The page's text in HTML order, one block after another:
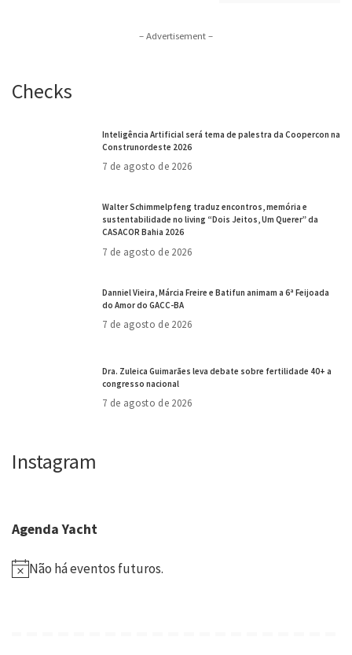
– Advertisement –
Checks
Inteligência Artificial será tema de palestra da Coopercon na
Construnordeste 2026
7 de agosto de 2026
Walter Schimmelpfeng traduz encontros, memória e
sustentabilidade no living “Dois Jeitos, Um Querer” da
CASACOR Bahia 2026
7 de agosto de 2026
Danniel Vieira, Márcia Freire e Batifun animam a 6ª Feijoada
do Amor do GACC-BA
7 de agosto de 2026
Dra. Zuleica Guimarães leva debate sobre fertilidade 40+ a
congresso nacional
7 de agosto de 2026
Instagram
Agenda Yacht
Não há eventos futuros.